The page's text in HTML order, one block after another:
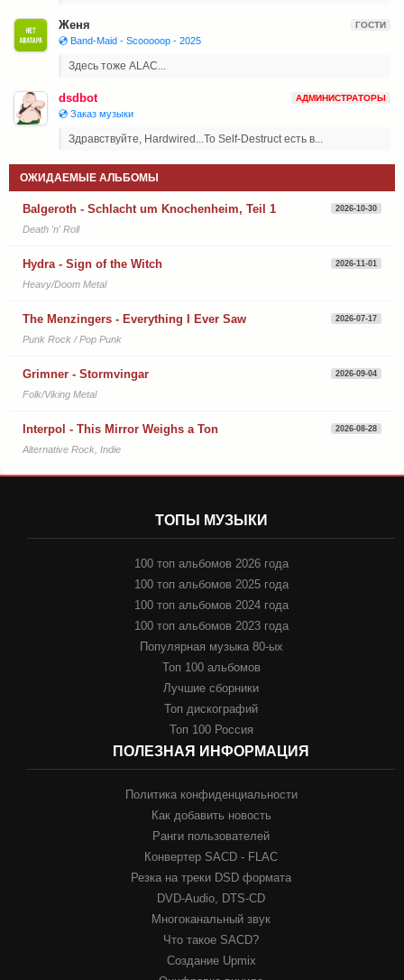
Женя ГОСТИ
💿 Band-Maid - Scooooop - 2025
Здесь тоже ALAC...
dsdbot АДМИНИСТРАТОРЫ
💿 Заказ музыки
Здравствуйте, Hardwired...To Self-Destruct есть в...
ОЖИДАЕМЫЕ АЛЬБОМЫ
Balgeroth - Schlacht um Knochenheim, Teil 1 2026-10-30
Death 'n' Roll
Hydra - Sign of the Witch 2026-11-01
Heavy/Doom Metal
The Menzingers - Everything I Ever Saw 2026-07-17
Punk Rock / Pop Punk
Grimner - Stormvingar 2026-09-04
Folk/Viking Metal
Interpol - This Mirror Weighs a Ton 2026-08-28
Alternative Rock, Indie
ТОПЫ МУЗЫКИ
100 топ альбомов 2026 года
100 топ альбомов 2025 года
100 топ альбомов 2024 года
100 топ альбомов 2023 года
Популярная музыка 80-ых
Топ 100 альбомов
Лучшие сборники
Топ дискографий
Топ 100 Россия
ПОЛЕЗНАЯ ИНФОРМАЦИЯ
Политика конфиденциальности
Как добавить новость
Ранги пользователей
Конвертер SACD - FLAC
Резка на треки DSD формата
DVD-Audio, DTS-CD
Многоканальный звук
Что такое SACD?
Создание Upmix